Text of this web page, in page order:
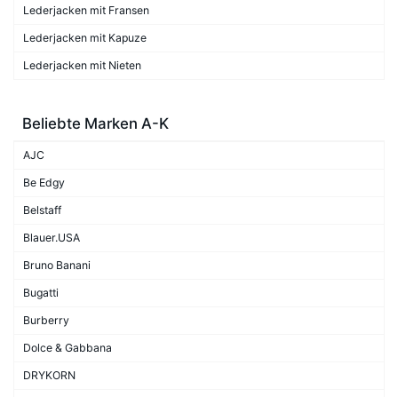
Lederjacken mit Fransen
Lederjacken mit Kapuze
Lederjacken mit Nieten
Beliebte Marken A-K
AJC
Be Edgy
Belstaff
Blauer.USA
Bruno Banani
Bugatti
Burberry
Dolce & Gabbana
DRYKORN